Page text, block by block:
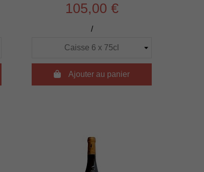
105,00 €
/
Ajouter au panier